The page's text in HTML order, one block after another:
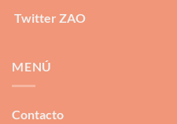
Twitter ZAO
MENÚ
Contacto